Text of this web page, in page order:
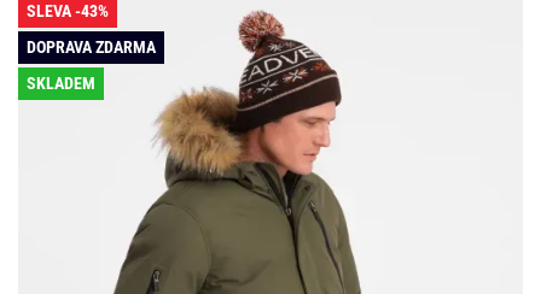
SLEVA -43%
DOPRAVA ZDARMA
SKLADEM